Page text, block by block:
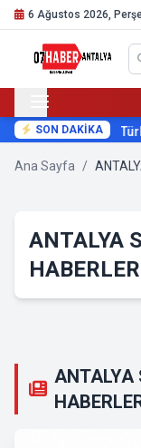
6 Ağustos 2026,
SON DAKİKA
Ana Sayfa /
ANTALYA
ANTALYA